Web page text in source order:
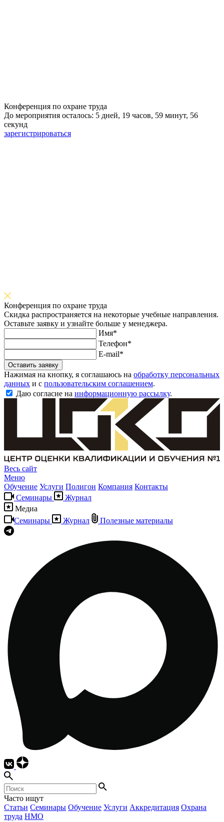
Конференция по охране труда
До мероприятия осталось: 5 дней, 19 часов, 59 минут, 55
секунд
зарегистрироваться
Конференция по охране труда
Скидка распространяется на некоторые учебные направления.
Оставьте заявку и узнайте больше у менеджера.
Имя*
Телефон*
E-mail*
Оставить заявку
Нажимая на кнопку, я соглашаюсь на обработку персональных
данных и с пользовательским соглашением.
Даю согласие на информационную рассылку.
Весь сайт
Меню
Обучение Услуги Полигон Компания Контакты
Семинары
Журнал
Медиа
Семинары
Журнал Полезные материалы
Часто ищут
Статьи Семинары Обучение Услуги Аккредитация Охрана
труда НМО